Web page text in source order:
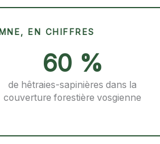
EN CHIFFRES
60 %
de hêtraies-sapinières dans la
couverture forestière vosgienne